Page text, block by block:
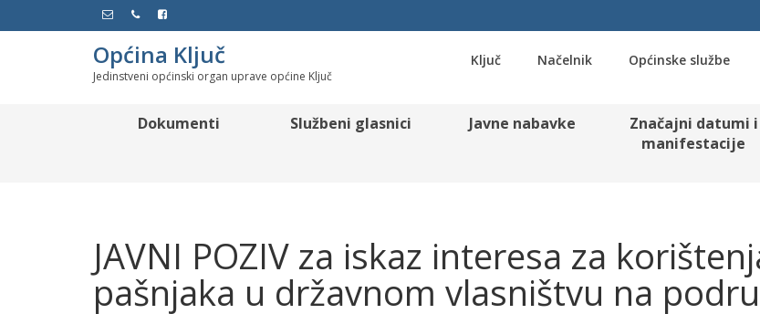
Općina Ključ
Jedinstveni općinski organ uprave općine Ključ
Ključ Načelnik Općinske službe
Dokumenti Službeni glasnici Javne nabavke
Značajni datumi i
manifestacije
JAVNI POZIV za iskaz interesa za
pašnjaka u državnom vlasništvu na